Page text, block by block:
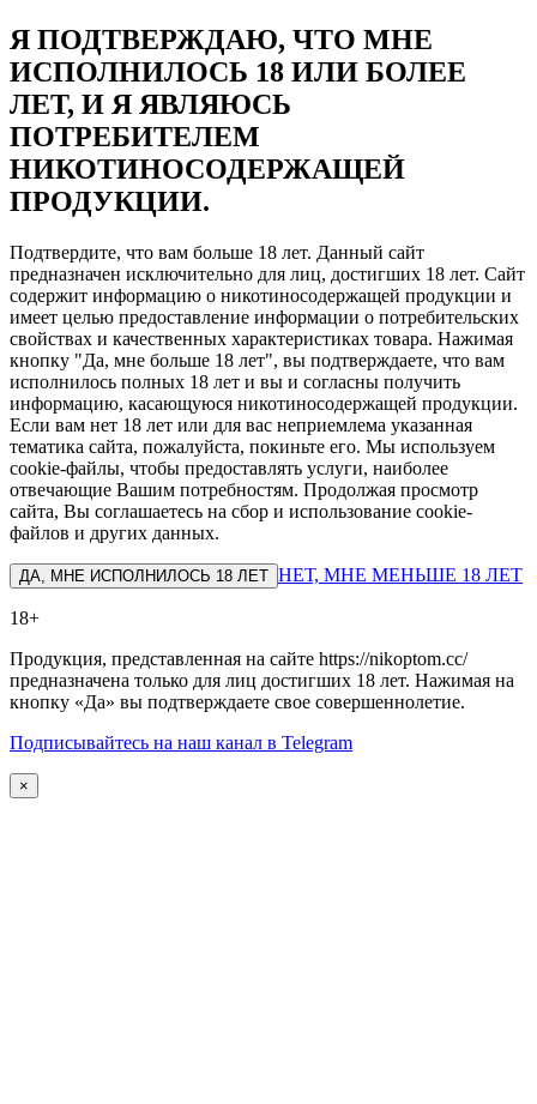
Я ПОДТВЕРЖДАЮ, ЧТО МНЕ
ИСПОЛНИЛОСЬ 18 ИЛИ БОЛЕЕ
ЛЕТ, И Я ЯВЛЯЮСЬ
ПОТРЕБИТЕЛЕМ
НИКОТИНОСОДЕРЖАЩЕЙ
ПРОДУКЦИИ.
Подтвердите, что вам больше 18 лет. Данный сайт
предназначен исключительно для лиц, достигших 18 лет. Сайт
содержит информацию о никотиносодержащей продукции и
имеет целью предоставление информации о потребительских
свойствах и качественных характеристиках товара. Нажимая
кнопку "Да, мне больше 18 лет", вы подтверждаете, что вам
исполнилось полных 18 лет и вы и согласны получить
информацию, касающуюся никотиносодержащей продукции.
Если вам нет 18 лет или для вас неприемлема указанная
тематика сайта, пожалуйста, покиньте его. Мы используем
cookie-файлы, чтобы предоставлять услуги, наиболее
отвечающие Вашим потребностям. Продолжая просмотр
сайта, Вы соглашаетесь на сбор и использование cookie-
файлов и других данных.
ДА, МНЕ ИСПОЛНИЛОСЬ 18 ЛЕТ НЕТ, МНЕ МЕНЬШЕ 18 ЛЕТ
18+
Продукция, представленная на сайте https://nikoptom.cc/
предназначена только для лиц достигших 18 лет. Нажимая на
кнопку «Да» вы подтверждаете свое совершеннолетие.
Подписывайтесь на наш канал в Telegram
×